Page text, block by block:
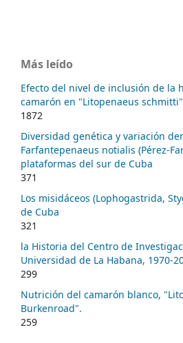
Más leído
Efecto del nivel de inclusión de la
camarón en "Litopenaeus
1872
Diversidad genética y variación
Farfantepenaeus notialis (Pérez-
plataformas del sur de Cuba
371
Los misidáceos (Lophogastrida,
de Cuba
321
la Historia del Centro de
Universidad de La Habana, 1970-
299
Nutrición del camarón blanco,
Burkenroad".
259